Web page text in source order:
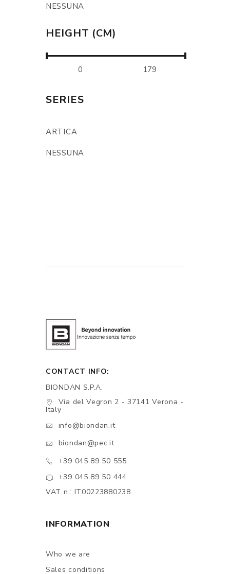
NESSUNA
HEIGHT (CM)
SERIES
ARTICA
NESSUNA
CONTACT INFO:
BIONDAN S.P.A.
Via del Vegron 2 - 37141 Verona -
Italy
info@biondan.it
biondan@pec.it
+39 045 89 50 555
+39 045 89 50 444
VAT n.: IT00223880238
INFORMATION
Who we are
Sales conditions